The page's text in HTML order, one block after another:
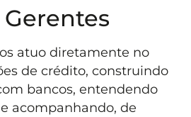
atuo diretamente no
de crédito, construindo
bancos, entendendo
acompanhando, de